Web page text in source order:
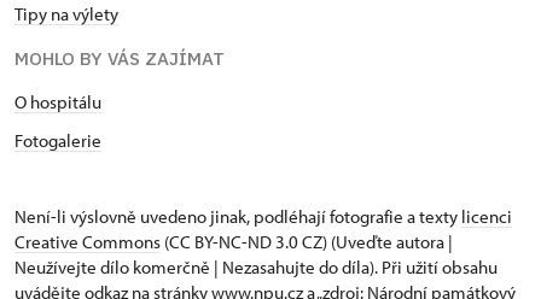
Tipy na výlety
MOHLO BY VÁS ZAJÍMAT
O hospitálu
Fotogalerie
Není-li výslovně uvedeno jinak, podléhají fotografie a texty licenci
Creative Commons (CC BY-NC-ND 3.0 CZ) (Uveďte autora |
Neužívejte dílo komerčně | Nezasahujte do díla). Při užití obsahu
uvádějte odkaz na stránky www.npu.cz a „zdroj: Národní památkový